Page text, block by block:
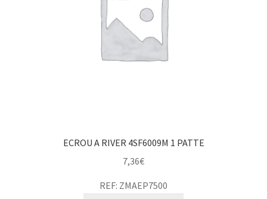
ECROU A RIVER 4SF6009M 1 PATTE
7,36€
REF: ZMAEP7500